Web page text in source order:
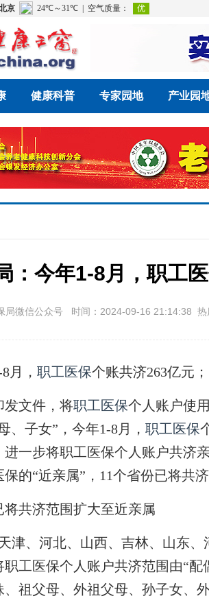
健康科普 专家园地 产业园
：今年1-8月，职工
局微信公众号 时间：2024-09-16 21:14:38 热
月， 职工医保个账共济263亿元
文件，将职工医保个人账户使
、子女”，今年1-8月， 职工医保
一步将职工医保个人账户共济
的“近亲属”，11个省份已将共济
将共济范围扩大至近亲属
、河北、山西、吉林、山东、
职工医保个人账户共济范围由“
祖父母、外祖父母、孙子女、